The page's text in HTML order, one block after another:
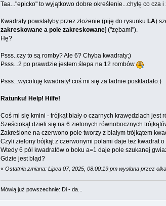
Taa..."epicko" to wyjątkowo dobre określenie...chylę co
Kwadraty powstałyby przez złożenie (piję do rysunku LA)
zakreskowane a pole zakreskowane] ("zębami").
Hę?
Psss..czy to są romby? Ale 6? Chyba kwadraty;)
Psss...2 po prawdzie jestem ślepa na 12 rombów
Psss...wycofuję kwadraty! coś mi się za ładnie poskladało:)
Ratunku! Help! Hilfe!
Coś mi się kmini - trójkąt biały o czarnych krawędziach jest
Sześciokąt dzieli się na 6 zielonych równobocznych
Zakreślone na czerwono pole tworzy z białym trójkątem
Czyli zielony trójkąt z czerwonymi polami daje też kwadrat
Wtedy 6 pól kwadratów o boku a=1 daje pole szukanej
Gdzie jest błąd?
« Ostatnia zmiana: Lipca 07, 2025, 08:00:19 pm wysłana przez
Mówią już powszechnie: Di - da...